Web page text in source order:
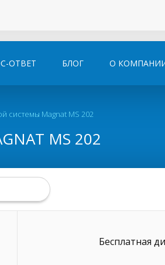
О
БЛОГ
ОТВЕТ
системы Magnat MS 202
MS 202
Бесплатная